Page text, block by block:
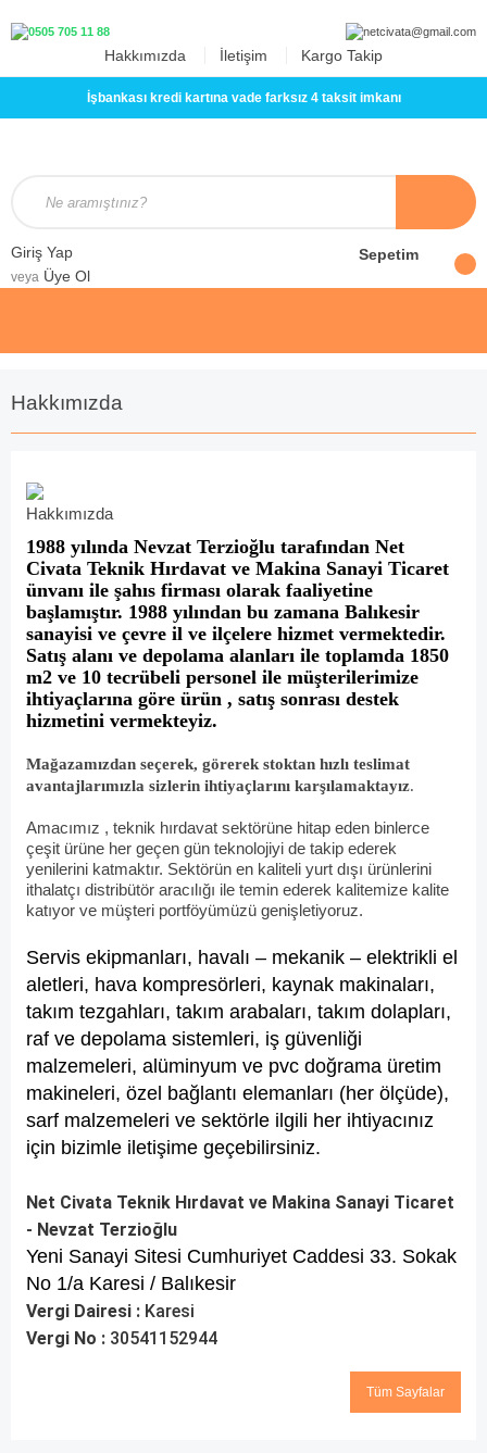
Hakkımızda İletişim Kargo Takip
İşbankası kredi kartına vade farksız 4 taksit imkanı
Giriş Yap
veya Üye Ol
Sepetim
Hakkımızda
Hakkımızda
1988 yılında Nevzat Terzioğlu tarafından Net
Civata Teknik Hırdavat ve Makina Sanayi Ticaret
ünvanı ile şahıs firması olarak faaliyetine
başlamıştır. 1988 yılından bu zamana Balıkesir
sanayisi ve çevre il ve ilçelere hizmet vermektedir.
Satış alanı ve depolama alanları ile toplamda 1850
m2 ve 10 tecrübeli personel ile müşterilerimize
ihtiyaçlarına göre ürün , satış sonrası destek
hizmetini vermekteyiz.
Mağazamızdan seçerek, görerek stoktan hızlı teslimat
avantajlarımızla sizlerin ihtiyaçlarını karşılamaktayız.
Amacımız , teknik hırdavat sektörüne hitap eden binlerce
çeşit ürüne her geçen gün teknolojiyi de takip ederek
yenilerini katmaktır. Sektörün en kaliteli yurt dışı ürünlerini
ithalatçı distribütör aracılığı ile temin ederek kalitemize kalite
katıyor ve müşteri portföyümüzü genişletiyoruz.
Servis ekipmanları, havalı – mekanik – elektrikli el
aletleri, hava kompresörleri, kaynak makinaları,
takım tezgahları, takım arabaları, takım dolapları,
raf ve depolama sistemleri, iş güvenliği
malzemeleri, alüminyum ve pvc doğrama üretim
makineleri, özel bağlantı elemanları (her ölçüde),
sarf malzemeleri ve sektörle ilgili her ihtiyacınız
için bizimle iletişime geçebilirsiniz.
Net Civata Teknik Hırdavat ve Makina Sanayi Ticaret
- Nevzat Terzioğlu
Yeni Sanayi Sitesi Cumhuriyet Caddesi 33. Sokak
No 1/a Karesi / Balıkesir
Vergi Dairesi : Karesi
Vergi No : 30541152944
Tüm Sayfalar